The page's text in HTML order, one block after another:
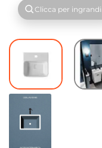
Clicca per